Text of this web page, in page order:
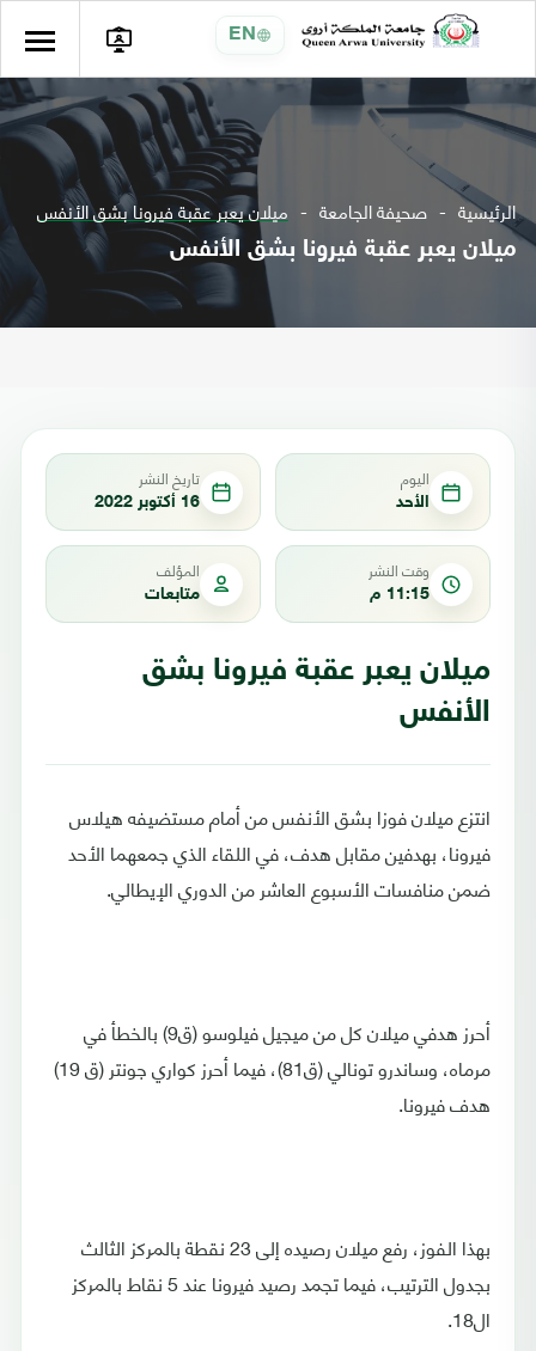
EN
الرئيسية صحيفة الجامعة ميلان يعبر عقبة فيرونا بشق الأنفس
ميلان يعبر عقبة فيرونا بشق الأنفس
اليوم
الأحد
تاريخ النشر
16 أكتوبر 2022
وقت النشر
11:15 م
المؤلف
متابعات
ميلان يعبر عقبة فيرونا بشق
الأنفس
انتزع ميلان فوزا بشق الأنفس من أمام مستضيفه هيلاس
فيرونا، بهدفين مقابل هدف، في اللقاء الذي جمعهما الأحد
ضمن منافسات الأسبوع العاشر من الدوري الإيطالي.
أحرز هدفي ميلان كل من ميجيل فيلوسو (ق9) بالخطأ في
مرماه، وساندرو تونالي (ق81)، فيما أحرز كواري جونتر (ق 19)
هدف فيرونا.
بهذا الفوز، رفع ميلان رصيده إلى 23 نقطة بالمركز الثالث
بجدول الترتيب، فيما تجمد رصيد فيرونا عند 5 نقاط بالمركز
ال18.